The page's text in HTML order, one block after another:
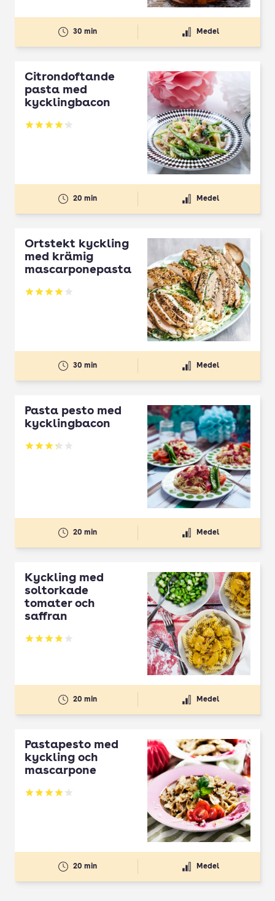
30 min Medel
Citrondoftande
pasta med
kycklingbacon
Betyg: 4.17 av 5
20 min Medel
Örtstekt kyckling
med krämig
mascarponepasta
Betyg: 3.96 av 5
30 min Medel
Pasta pesto med
kycklingbacon
Betyg: 3.27 av 5
20 min Medel
Kyckling med
soltorkade
tomater och
saffran
Betyg: 3.85 av 5
20 min Medel
Pastapesto med
kyckling och
mascarpone
Betyg: 4.1 av 5
20 min Medel